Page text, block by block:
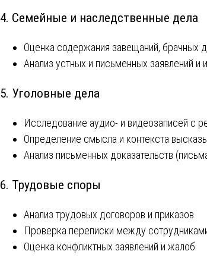
4. Семейные и наследственные дела
Оценка содержания завещаний, брачных
Анализ устных и письменных заявлений и
5. Уголовные дела
Исследование аудио- и видеозаписей с
Определение смысла и контекста
Анализ письменных доказательств
6. Трудовые споры
Анализ трудовых договоров и приказов
Проверка переписки между
Оценка конфликтных заявлений и жалоб